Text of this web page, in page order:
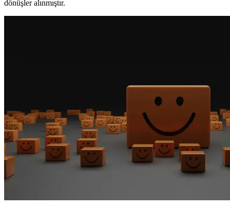
dönüşler alınmıştır.